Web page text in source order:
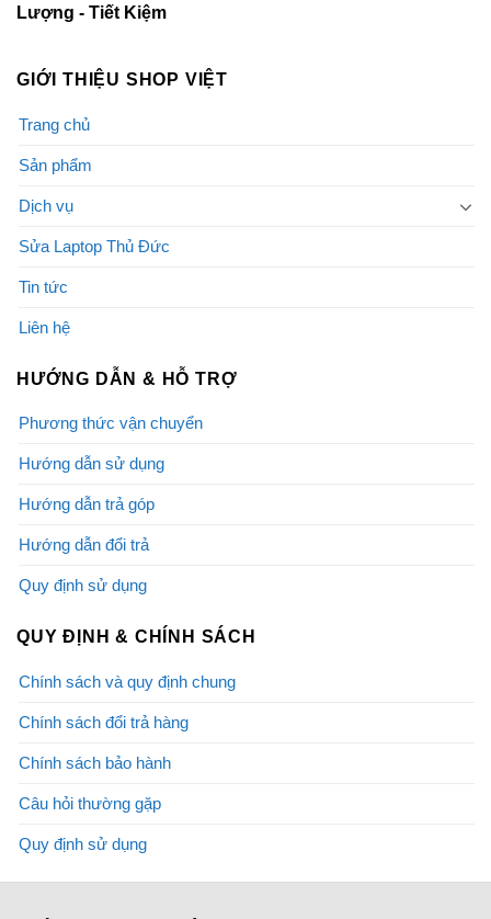
Lượng - Tiết Kiệm
GIỚI THIỆU SHOP VIỆT
Trang chủ
Sản phẩm
Dịch vụ
Sửa Laptop Thủ Đức
Tin tức
Liên hệ
HƯỚNG DẪN & HỖ TRỢ
Phương thức vận chuyển
Hướng dẫn sử dụng
Hướng dẫn trả góp
Hướng dẫn đổi trả
Quy định sử dụng
QUY ĐỊNH & CHÍNH SÁCH
Chính sách và quy định chung
Chính sách đổi trả hàng
Chính sách bảo hành
Câu hỏi thường gặp
Quy định sử dụng